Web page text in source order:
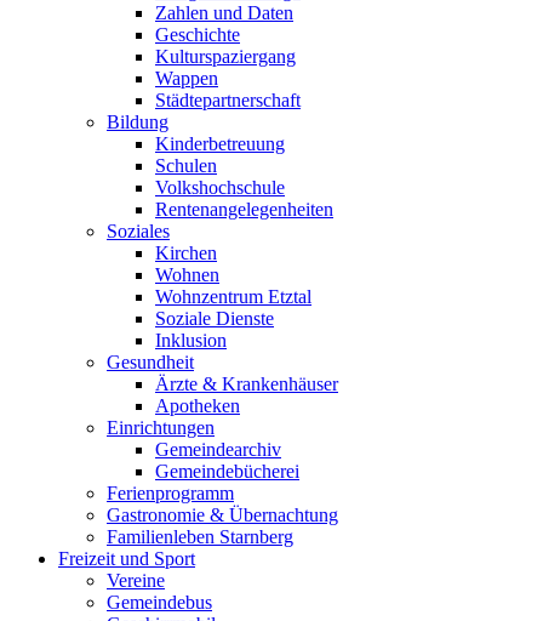
Zahlen und Daten
Geschichte
Kulturspaziergang
Wappen
Städtepartnerschaft
Bildung
Kinderbetreuung
Schulen
Volkshochschule
Rentenangelegenheiten
Soziales
Kirchen
Wohnen
Wohnzentrum Etztal
Soziale Dienste
Inklusion
Gesundheit
Ärzte & Krankenhäuser
Apotheken
Einrichtungen
Gemeindearchiv
Gemeindebücherei
Ferienprogramm
Gastronomie & Übernachtung
Familienleben Starnberg
Freizeit und Sport
Vereine
Gemeindebus